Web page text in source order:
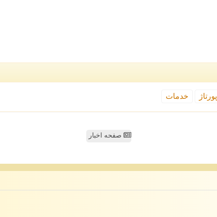
خدمات
صفحه اخبار